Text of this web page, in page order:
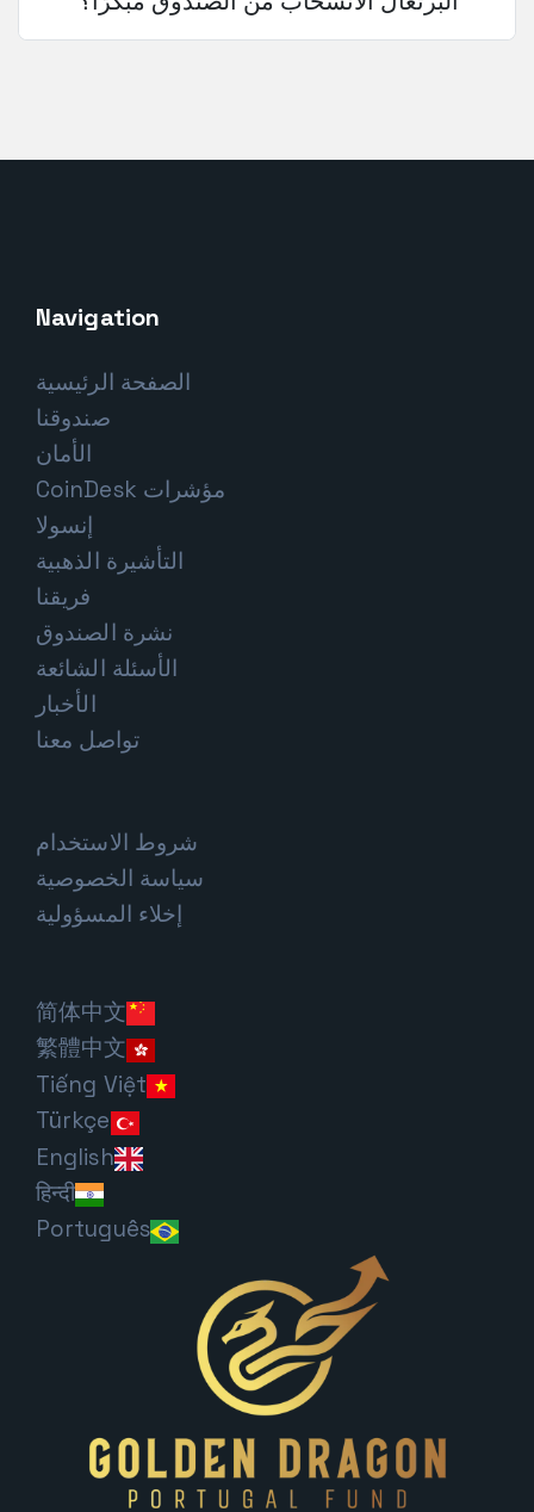
Navigation
الصفحة الرئيسية
صندوقنا
الأمان
مؤشرات CoinDesk
إنسولا
التأشيرة الذهبية
فريقنا
نشرة الصندوق
الأسئلة الشائعة
الأخبار
تواصل معنا
شروط الاستخدام
سياسة الخصوصية
إخلاء المسؤولية
简体中文
繁體中文
Tiếng Việt
Türkçe
English
हिन्दी
Português